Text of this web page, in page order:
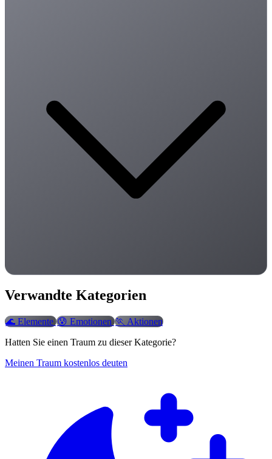
Verwandte Kategorien
🌊 Elemente 😰 Emotionen 🏃 Aktionen
Hatten Sie einen Traum zu dieser Kategorie?
Meinen Traum kostenlos deuten